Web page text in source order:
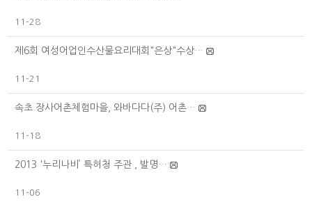
11-28
제6회 여성어업인수산물요리대회"은상"수상…
11-21
속초 장사어촌체험마을, 와바다다(주) 어촌…
11-18
2013 '누리나비’ 특허청 주관 , 발명…
11-06